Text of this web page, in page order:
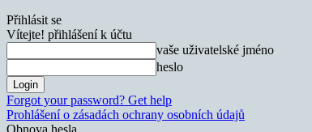
Přihlásit se
Vítejte! přihlášení k účtu
vaše uživatelské jméno
heslo
Forgot your password? Get help
Prohlášení o zásadách ochrany osobních údajů
Obnova hesla